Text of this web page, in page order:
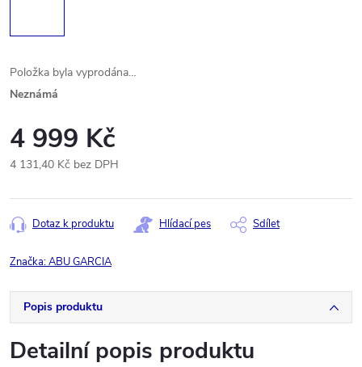
Položka byla vyprodána…
Neznámá
4 999 Kč
4 131,40 Kč bez DPH
cena:
Dotaz k produktu Hlídací pes Sdílet
Značka:ABU GARCIA
Popis produktu
Detailní popis produktu